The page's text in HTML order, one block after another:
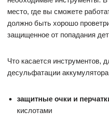
место, где вы сможете
должно быть хорошо
защищенное от попадания
Что касается инструментов,
десульфатации
защитные очки и
кислотами